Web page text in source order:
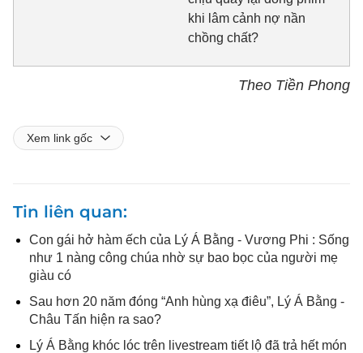
khi lâm cảnh nợ nần
chồng chất?
Theo Tiền Phong
Xem link gốc
Tin liên quan
Con gái hở hàm ếch của Lý Á Bằng - Vương Phi : Sống
như 1 nàng công chúa nhờ sự bao bọc của người mẹ
giàu có
Sau hơn 20 năm đóng “Anh hùng xạ điêu”, Lý Á Bằng -
Châu Tấn hiện ra sao?
Lý Á Bằng khóc lóc trên livestream tiết lộ đã trả hết món